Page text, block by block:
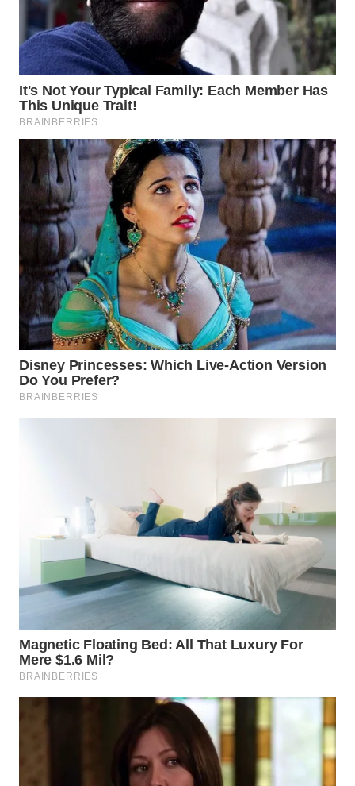
WN
PADANG
LAWAS
WN
SUMEDANG
WN
CIANJUR
WN
KEPULAUAN
SERIBU
WN
TANGERANG
WN
WN
CIREBON
WN
KUNINGAN
MAJALENGKA
WN
SUBANG
SUKABUMI